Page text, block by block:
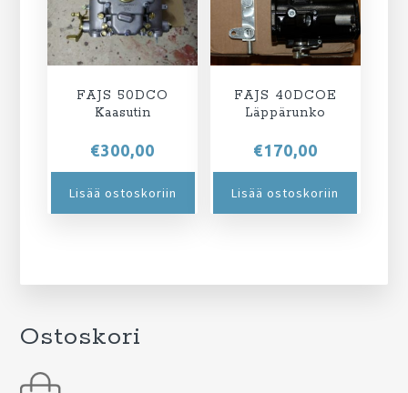
FAJS 50DCO
Kaasutin
€300,00
Lisää ostoskoriin
FAJS 40DCOE
Läppärunko
€170,00
Lisää ostoskoriin
Ostoskori